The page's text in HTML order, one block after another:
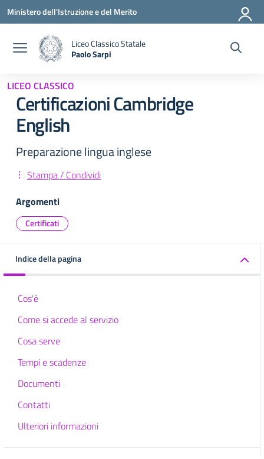
Vai ai contenuti
Vai al menu di navigazione
Vai al footer
Ministero dell'Istruzione e del Merito
Liceo Classico Statale
Paolo Sarpi
LICEO CLASSICO
Certificazioni Cambridge
English
Preparazione lingua inglese
Stampa / Condividi
Argomenti
Certificati
Indice della pagina
Cos'è
Come si accede al servizio
Cosa serve
Tempi e scadenze
Documenti
Contatti
Ulteriori informazioni